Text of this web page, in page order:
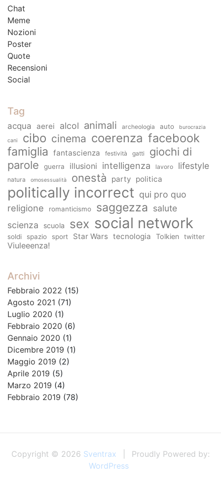
Chat
Meme
Nozioni
Poster
Quote
Recensioni
Social
Tag
acqua aerei alcol animali archeologia auto burocrazia
cani cibo cinema coerenza facebook
famiglia fantascienza festività gatti
giochi di
parole
guerra illusioni intelligenza lavoro lifestyle
natura omosessualità onestà party politica
politically incorrect qui pro quo
religione romanticismo saggezza salute
scienza
scuola sex social network
soldi spazio sport Star Wars tecnologia Tolkien twitter
Viuleeenza!
Archivi
Febbraio 2022 (15)
Agosto 2021 (71)
Luglio 2020 (1)
Febbraio 2020 (6)
Gennaio 2020 (1)
Dicembre 2019 (1)
Maggio 2019 (2)
Aprile 2019 (5)
Marzo 2019 (4)
Febbraio 2019 (78)
Copyright © 2026 Sventrax
Proudly Powered by:
WordPress